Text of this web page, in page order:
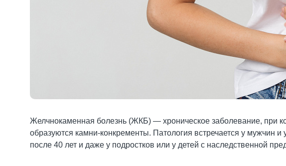
Желчнокаменная болезнь (ЖКБ) — хроническое заболевание, при
образуются камни‑конкременты. Патология встречается у мужчин
после 40 лет и даже у подростков или у детей с наследственной